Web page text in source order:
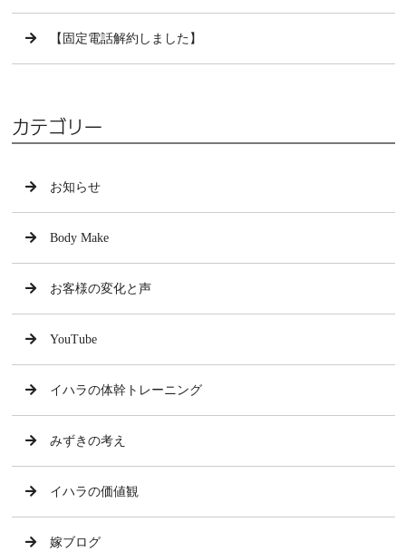
【固定電話解約しました】
カテゴリー
お知らせ
Body Make
お客様の変化と声
YouTube
イハラの体幹トレーニング
みずきの考え
イハラの価値観
嫁ブログ